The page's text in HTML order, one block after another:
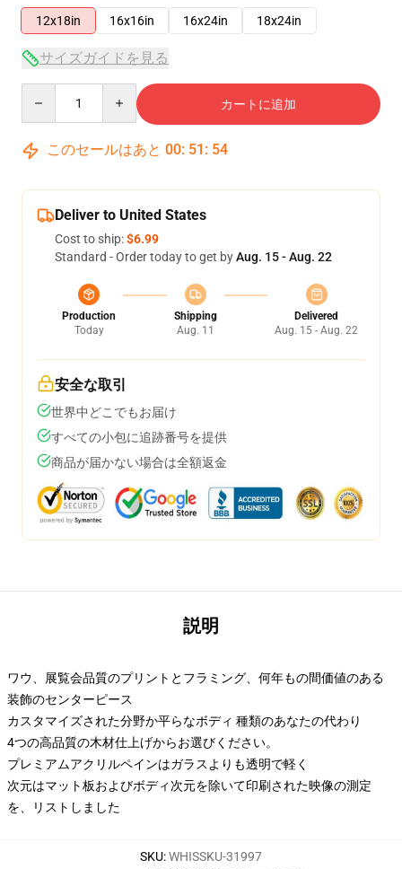
12x18in
16x16in 16x24in 18x24in
サイズガイドを見る
カートに追加
このセールはあと 00: 51 : 53
Deliver to United States
Cost to ship:$6.99
Standard - Order today to get byAug. 15 - Aug. 22
Production
Today
Shipping
Aug. 11
Delivered
Aug. 15 - Aug. 22
安全な取引
世界中どこでもお届け
すべての小包に追跡番号を提供
商品が届かない場合は全額返金
説明
ワウ、展覧会品質のプリントとフラミング、何年もの間価値のある
装飾のセンターピース
カスタマイズされた分野か平らなボディ 種類のあなたの代わり
4つの高品質の木材仕上げからお選びください。
プレミアムアクリルペインはガラスよりも透明で軽く
次元はマット板およびボディ次元を除いて印刷された映像の測定
を、リストしました
SKU:WHISSKU-31997